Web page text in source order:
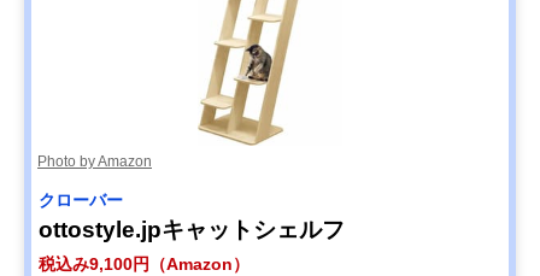
Photo by Amazon
クローバー
ottostyle.jpキャットシェルフ
税込み9,100円（Amazon）